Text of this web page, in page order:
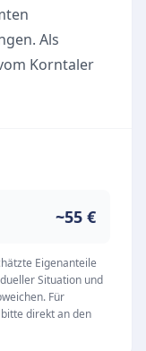
Als
Korntaler
in
Mitarbeitern.
die sich
stets auf
~55 €
Eigenanteile
Situation und
Für
direkt an den